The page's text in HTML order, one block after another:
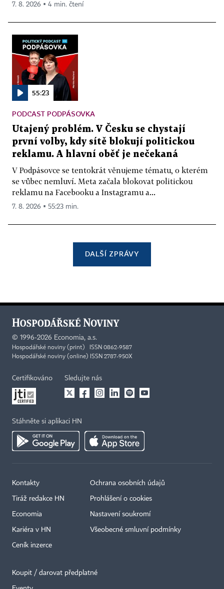
7. 8. 2026 ▪ 4 min. čtení
55:23
PODCAST PODPÁSOVKA
Utajený problém. V Česku se chystají
první volby, kdy sítě blokují politickou
reklamu. A hlavní oběť je nečekaná
V Podpásovce se tentokrát věnujeme tématu, o kterém
se vůbec nemluví. Meta začala blokovat politickou
reklamu na Facebooku a Instagramu a...
7. 8. 2026 ▪ 55:23 min.
DALŠÍ ZPRÁVY
© 1996-2026 Economia, a.s.
Hospodářské noviny (print) ISSN 0862-9587
Hospodářské noviny (online) ISSN 2787-950X
Certifikováno Sledujte nás
Stáhněte si aplikaci HN
Kontakty
Tiráž redakce HN
Economia
Kariéra v HN
Ceník inzerce
Ochrana osobních údajů
Prohlášení o cookies
Nastavení soukromí
Všeobecné smluvní podmínky
Koupit / darovat předplatné